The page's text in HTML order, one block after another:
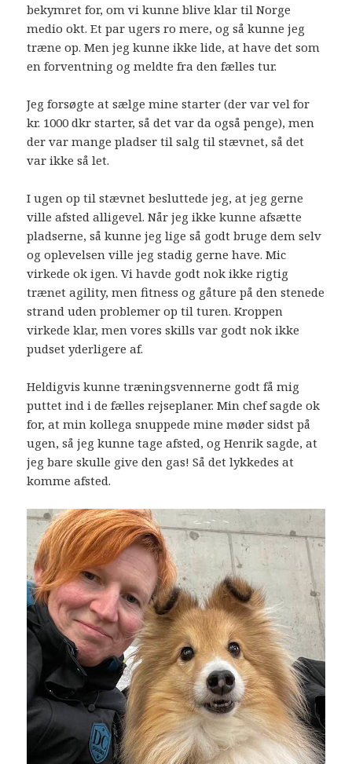
bekymret for, om vi kunne blive klar til Norge
medio okt. Et par ugers ro mere, og så kunne jeg
træne op. Men jeg kunne ikke lide, at have det som
en forventning og meldte fra den fælles tur.
Jeg forsøgte at sælge mine starter (der var vel for
kr. 1000 dkr starter, så det var da også penge), men
der var mange pladser til salg til stævnet, så det
var ikke så let.
I ugen op til stævnet besluttede jeg, at jeg gerne
ville afsted alligevel. Når jeg ikke kunne afsætte
pladserne, så kunne jeg lige så godt bruge dem selv
og oplevelsen ville jeg stadig gerne have. Mic
virkede ok igen. Vi havde godt nok ikke rigtig
trænet agility, men fitness og gåture på den stenede
strand uden problemer op til turen. Kroppen
virkede klar, men vores skills var godt nok ikke
pudset yderligere af.
Heldigvis kunne træningsvennerne godt få mig
puttet ind i de fælles rejseplaner. Min chef sagde ok
for, at min kollega snuppede mine møder sidst på
ugen, så jeg kunne tage afsted, og Henrik sagde, at
jeg bare skulle give den gas! Så det lykkedes at
komme afsted.